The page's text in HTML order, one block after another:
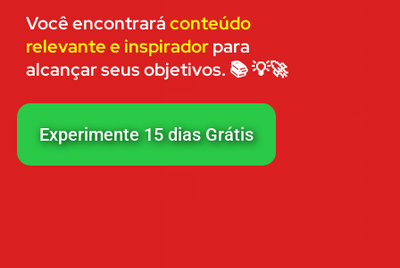
Você encontraráconteúdo
relevante e inspiradorpara
alcançar seus objetivos. 📚 💡🚀
Experimente 15 dias Grátis